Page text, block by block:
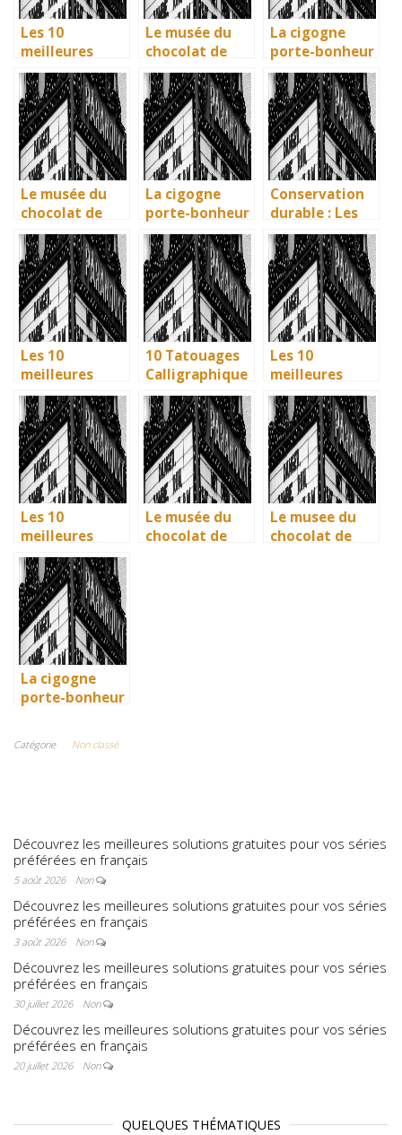
Les 10
meilleures
villes d’Italie à
visiter en 2025
: Ravenne, la
ville aux huit
monuments
UNESCO
Le musée du
chocolat de
Bayonne : la
mémoire
vivante des
artisans
basques
La cigogne
porte-bonheur
: que dit la
légende ? Son
influence dans
la littérature
enfantine
Le musée du
chocolat de
Bayonne : la
mémoire
vivante des
artisans
basques
La cigogne
porte-bonheur
: que dit la
légende ? Son
influence dans
la littérature
enfantine
Conservation
durable : Les
nouvelles
méthodes
écologiques du
British
Museum
Les 10
meilleures
villes d’Italie à
visiter en 2025
: Ravenne, la
ville aux huit
monuments
UNESCO
10 Tatouages
Calligraphique
s : Citations et
Phrases
Uniques pour
immortaliser
vos amitiés
Les 10
meilleures
villes d’Italie à
visiter en 2025
: Ravenne, la
ville aux huit
monuments
UNESCO
Les 10
meilleures
villes d’Italie à
visiter en 2025
: Ravenne, la
ville aux huit
monuments
UNESCO
Le musée du
chocolat de
Le musee du
chocolat de
La cigogne
porte-bonheur
influence dans
Catégorie Non classé
Découvrez les meilleures solutions gratuites pour vos séries
préférées en français
5 août 2026 Non
Découvrez les meilleures solutions gratuites pour vos séries
préférées en français
3 août 2026 Non
Découvrez les meilleures solutions gratuites pour vos séries
préférées en français
30 juillet 2026 Non
Découvrez les meilleures solutions gratuites pour vos séries
préférées en français
20 juillet 2026 Non
QUELQUES THÉMATIQUES